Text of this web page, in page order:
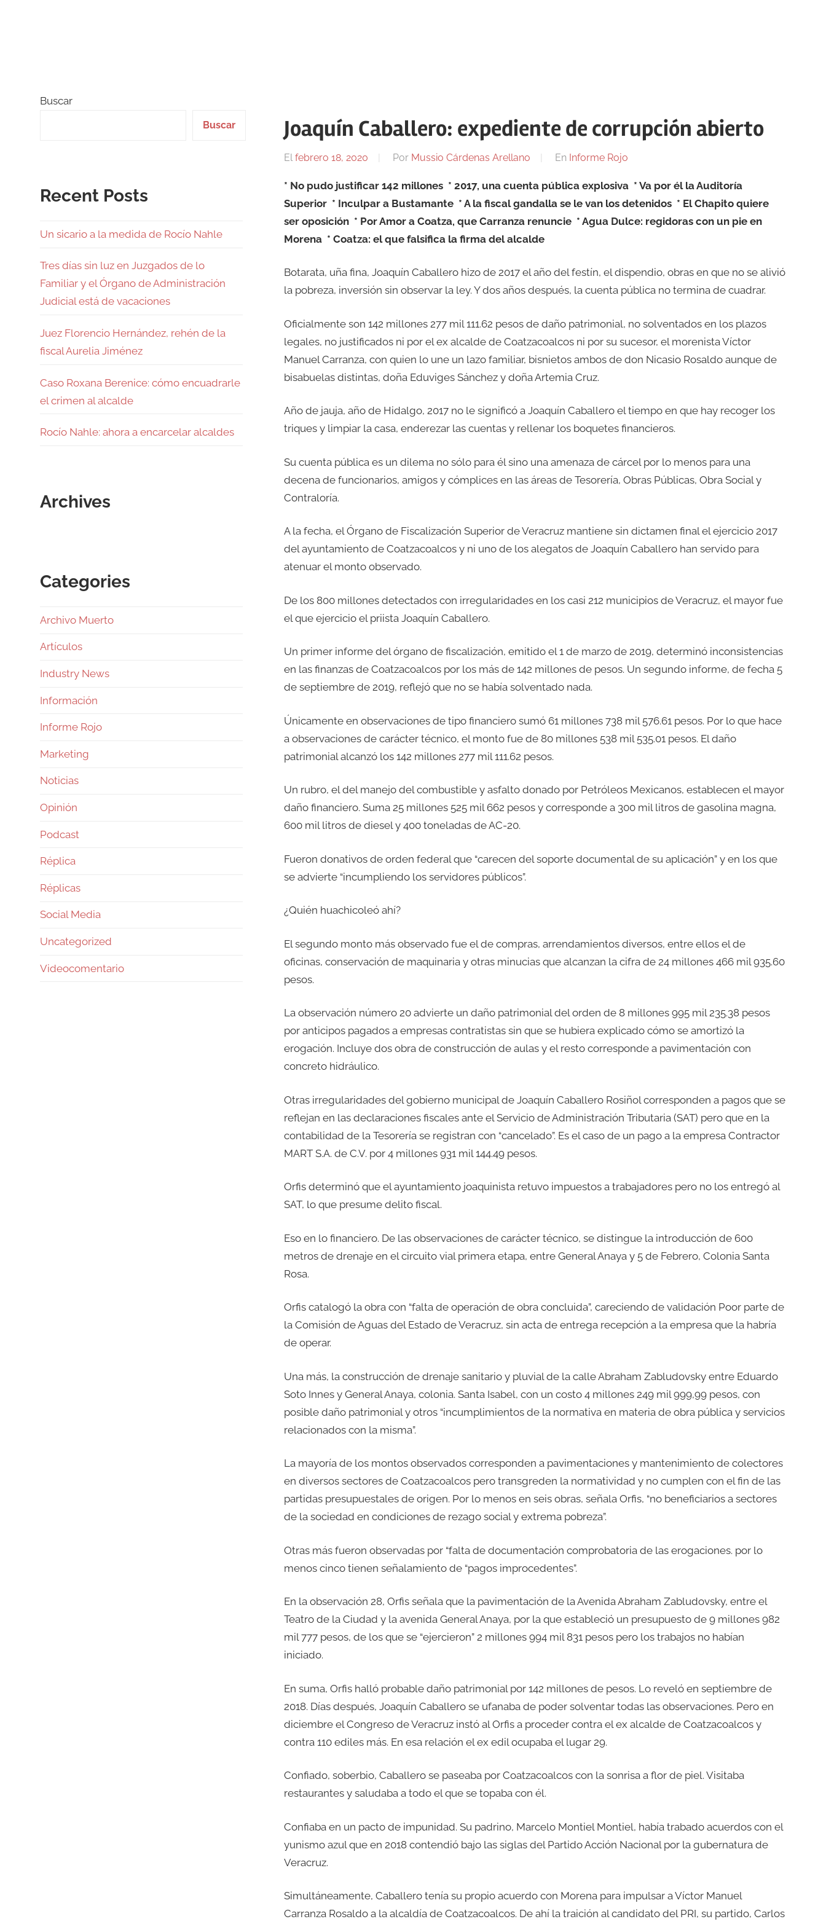
Joaquín Caballero: expediente de corrupción abierto
El febrero 18, 2020 Por Mussio Cárdenas Arellano En Informe Rojo
* No pudo justificar 142 millones * 2017, una cuenta pública explosiva * Va por él la Auditoría
Superior * Inculpar a Bustamante * A la fiscal gandalla se le van los detenidos * El Chapito quiere
ser oposición * Por Amor a Coatza, que Carranza renuncie * Agua Dulce: regidoras con un pie en
Morena * Coatza: el que falsifica la firma del alcalde
Botarata, uña fina, Joaquín Caballero hizo de 2017 el año del festín, el dispendio, obras en que no se alivió
la pobreza, inversión sin observar la ley. Y dos años después, la cuenta pública no termina de cuadrar.
Oficialmente son 142 millones 277 mil 111.62 pesos de daño patrimonial, no solventados en los plazos
legales, no justificados ni por el ex alcalde de Coatzacoalcos ni por su sucesor, el morenista Víctor
Manuel Carranza, con quien lo une un lazo familiar, bisnietos ambos de don Nicasio Rosaldo aunque de
bisabuelas distintas, doña Eduviges Sánchez y doña Artemia Cruz.
Año de jauja, año de Hidalgo, 2017 no le significó a Joaquín Caballero el tiempo en que hay recoger los
triques y limpiar la casa, enderezar las cuentas y rellenar los boquetes financieros.
Su cuenta pública es un dilema no sólo para él sino una amenaza de cárcel por lo menos para una
decena de funcionarios, amigos y cómplices en las áreas de Tesorería, Obras Públicas, Obra Social y
Contraloría.
A la fecha, el Órgano de Fiscalización Superior de Veracruz mantiene sin dictamen final el ejercicio 2017
del ayuntamiento de Coatzacoalcos y ni uno de los alegatos de Joaquín Caballero han servido para
atenuar el monto observado.
De los 800 millones detectados con irregularidades en los casi 212 municipios de Veracruz, el mayor fue
el que ejercicio el priista Joaquín Caballero.
Un primer informe del órgano de fiscalización, emitido el 1 de marzo de 2019, determinó inconsistencias
en las finanzas de Coatzacoalcos por los más de 142 millones de pesos. Un segundo informe, de fecha 5
de septiembre de 2019, reflejó que no se había solventado nada.
Únicamente en observaciones de tipo financiero sumó 61 millones 738 mil 576.61 pesos. Por lo que hace
a observaciones de carácter técnico, el monto fue de 80 millones 538 mil 535.01 pesos. El daño
patrimonial alcanzó los 142 millones 277 mil 111.62 pesos.
Un rubro, el del manejo del combustible y asfalto donado por Petróleos Mexicanos, establecen el mayor
daño financiero. Suma 25 millones 525 mil 662 pesos y corresponde a 300 mil litros de gasolina magna,
600 mil litros de diesel y 400 toneladas de AC-20.
Fueron donativos de orden federal que “carecen del soporte documental de su aplicación” y en los que
se advierte “incumpliendo los servidores públicos”.
¿Quién huachicoleó ahí?
El segundo monto más observado fue el de compras, arrendamientos diversos, entre ellos el de
oficinas, conservación de maquinaria y otras minucias que alcanzan la cifra de 24 millones 466 mil 935.60
pesos.
La observación número 20 advierte un daño patrimonial del orden de 8 millones 995 mil 235.38 pesos
por anticipos pagados a empresas contratistas sin que se hubiera explicado cómo se amortizó la
erogación. Incluye dos obra de construcción de aulas y el resto corresponde a pavimentación con
concreto hidráulico.
Otras irregularidades del gobierno municipal de Joaquín Caballero Rosiñol corresponden a pagos que se
reflejan en las declaraciones fiscales ante el Servicio de Administración Tributaria (SAT) pero que en la
contabilidad de la Tesorería se registran con “cancelado”. Es el caso de un pago a la empresa Contractor
MART S.A. de C.V. por 4 millones 931 mil 144.49 pesos.
Orfis determinó que el ayuntamiento joaquinista retuvo impuestos a trabajadores pero no los entregó al
SAT, lo que presume delito fiscal.
Eso en lo financiero. De las observaciones de carácter técnico, se distingue la introducción de 600
metros de drenaje en el circuito vial primera etapa, entre General Anaya y 5 de Febrero, Colonia Santa
Rosa.
Orfis catalogó la obra con “falta de operación de obra concluida”, careciendo de validación Poor parte de
la Comisión de Aguas del Estado de Veracruz, sin acta de entrega recepción a la empresa que la habría
de operar.
Una más, la construcción de drenaje sanitario y pluvial de la calle Abraham Zabludovsky entre Eduardo
Soto Innes y General Anaya, colonia. Santa Isabel, con un costo 4 millones 249 mil 999,99 pesos, con
posible daño patrimonial y otros “incumplimientos de la normativa en materia de obra pública y servicios
relacionados con la misma”.
La mayoría de los montos observados corresponden a pavimentaciones y mantenimiento de colectores
en diversos sectores de Coatzacoalcos pero transgreden la normatividad y no cumplen con el fin de las
partidas presupuestales de origen. Por lo menos en seis obras, señala Orfis, “no beneficiarios a sectores
de la sociedad en condiciones de rezago social y extrema pobreza”.
Otras más fueron observadas por “falta de documentación comprobatoria de las erogaciones. por lo
menos cinco tienen señalamiento de “pagos improcedentes”.
En la observación 28, Orfis señala que la pavimentación de la Avenida Abraham Zabludovsky, entre el
Teatro de la Ciudad y la avenida General Anaya, por la que estableció un presupuesto de 9 millones 982
mil 777 pesos, de los que se “ejercieron” 2 millones 994 mil 831 pesos pero los trabajos no habían
iniciado.
En suma, Orfis halló probable daño patrimonial por 142 millones de pesos. Lo reveló en septiembre de
2018. Días después, Joaquín Caballero se ufanaba de poder solventar todas las observaciones. Pero en
diciembre el Congreso de Veracruz instó al Orfis a proceder contra el ex alcalde de Coatzacoalcos y
contra 110 ediles más. En esa relación el ex edil ocupaba el lugar 29.
Confiado, soberbio, Caballero se paseaba por Coatzacoalcos con la sonrisa a flor de piel. Visitaba
restaurantes y saludaba a todo el que se topaba con él.
Confiaba en un pacto de impunidad. Su padrino, Marcelo Montiel Montiel, había trabado acuerdos con el
yunismo azul que en 2018 contendió bajo las siglas del Partido Acción Nacional por la gubernatura de
Veracruz.
Simultáneamente, Caballero tenía su propio acuerdo con Morena para impulsar a Víctor Manuel
Carranza Rosaldo a la alcaldía de Coatzacoalcos. De ahí la traición al candidato del PRI, su partido, Carlos
Buscar
Buscar
Recent Posts
Un sicario a la medida de Rocío Nahle
Tres días sin luz en Juzgados de lo
Familiar y el Órgano de Administración
Judicial está de vacaciones
Juez Florencio Hernández, rehén de la
fiscal Aurelia Jiménez
Caso Roxana Berenice: cómo encuadrarle
el crimen al alcalde
Rocío Nahle: ahora a encarcelar alcaldes
Archives
Categories
Archivo Muerto
Artículos
Industry News
Información
Informe Rojo
Marketing
Noticias
Opinión
Podcast
Réplica
Réplicas
Social Media
Uncategorized
Videocomentario